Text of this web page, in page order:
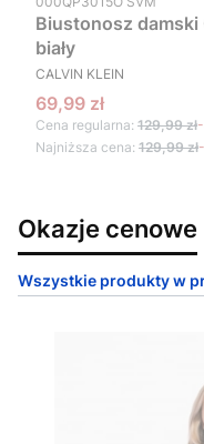
Biustonosz damski
biały
PRODUCENT
CALVIN KLEIN
Cena promocyjna
69,99 zł
Cena regularna: 129,99 zł
Najniższa cena: 129,99 zł
Okazje cenowe
Wszystkie produkty w